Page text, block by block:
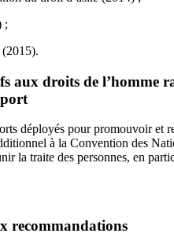
;
aux droits de l’homme
déployés pour promouvoir et
à la Convention des
la traite des personnes, en
recommandations